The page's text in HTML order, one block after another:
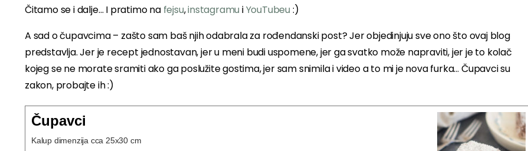
Čitamo se i dalje… I pratimo na fejsu,instagramu iYouTubeu :)
A sad o čupavcima – zašto sam baš njih odabrala za rođendanski post? Jer objedinjuju sve ono što ovaj blog
predstavlja. Jer je recept jednostavan, jer u meni budi uspomene, jer ga svatko može napraviti, jer je to kolač
kojeg se ne morate sramiti ako ga poslužite gostima, jer sam snimila i video a to mi je nova furka… Čupavci su
zakon, probajte ih :)
Čupavci
Kalup dimenzija cca 25x30 cm